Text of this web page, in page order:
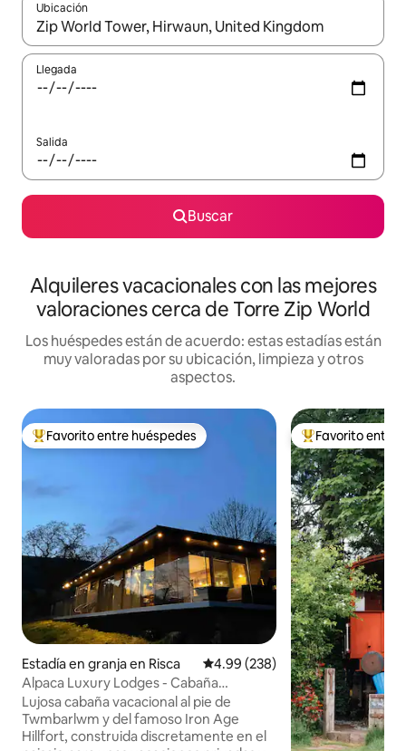
Ubicación
Cuando los resultados estén disponibles, navega con las
Llegada
Salida
Buscar
Alquileres vacacionales con las mejores
valoraciones cerca de Torre Zip World
Los huéspedes están de acuerdo: estas estadías están
muy valoradas por su ubicación, limpieza y otros
aspectos.
Favorito entre huéspedes preferido
Favorito entre huéspedes
Estadía en granja en Risca Calificación promedio: 4.99 de
4.99 (238)
Alpaca Luxury Lodges - Cabaña
Gardenfield
Lujosa cabaña vacacional al pie de
Twmbarlwm y del famoso Iron Age
Hillfort, construida discretamente en el
Favorito entre
Favorito entre